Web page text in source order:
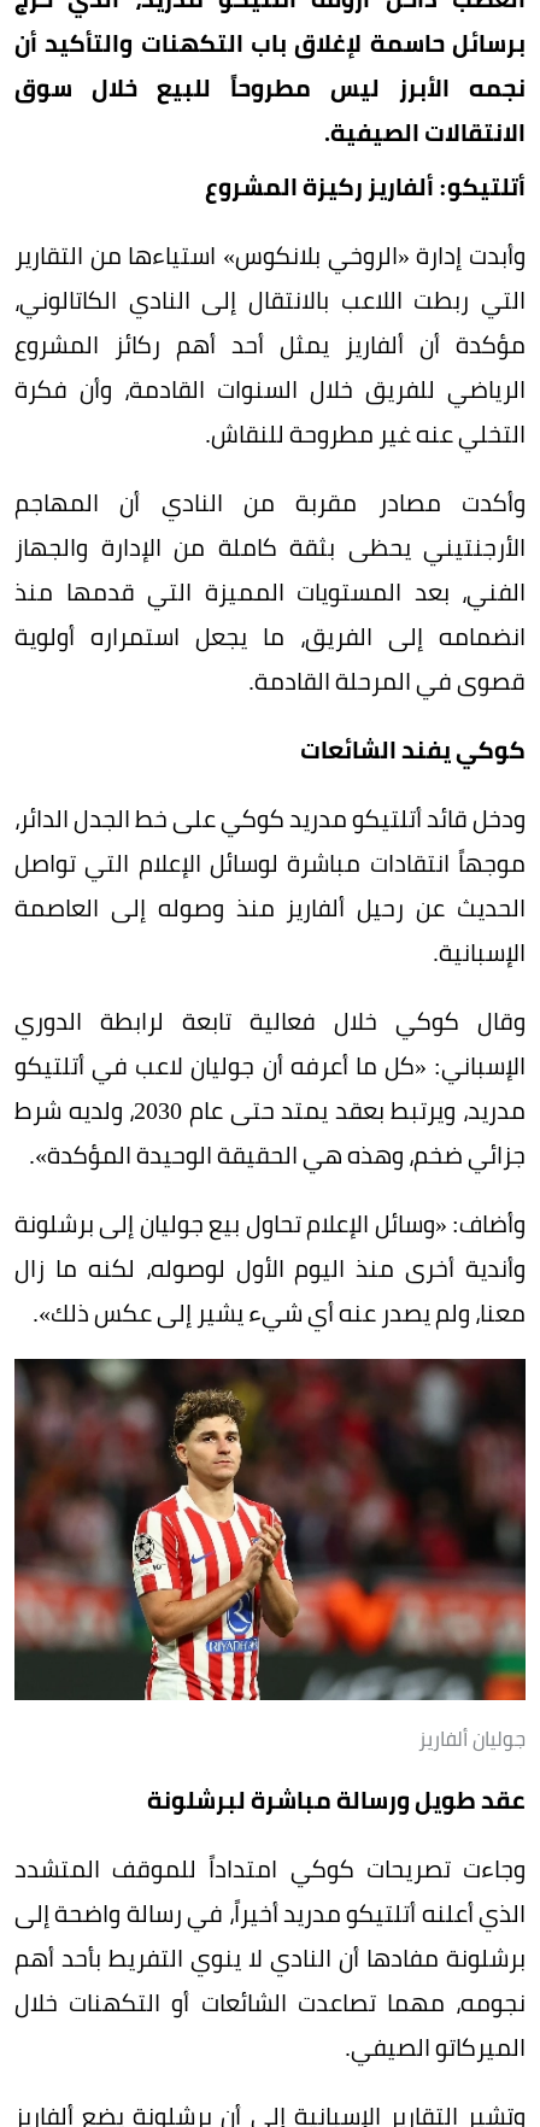
برسائل حاسمة لإغلاق باب التكهنات والتأكيد أن
نجمه الأبرز ليس مطروحاً للبيع خلال سوق
الانتقالات الصيفية.
أتلتيكو: ألفاريز ركيزة المشروع
وأبدت إدارة «الروخي بلانكوس» استياءها من التقارير
التي ربطت اللاعب بالانتقال إلى النادي الكاتالوني،
مؤكدة أن ألفاريز يمثل أحد أهم ركائز المشروع
الرياضي للفريق خلال السنوات القادمة، وأن فكرة
التخلي عنه غير مطروحة للنقاش.
وأكدت مصادر مقربة من النادي أن المهاجم
الأرجنتيني يحظى بثقة كاملة من الإدارة والجهاز
الفني، بعد المستويات المميزة التي قدمها منذ
انضمامه إلى الفريق، ما يجعل استمراره أولوية
قصوى في المرحلة القادمة.
كوكي يفند الشائعات
ودخل قائد أتلتيكو مدريد كوكي على خط الجدل الدائر،
موجهاً انتقادات مباشرة لوسائل الإعلام التي تواصل
الحديث عن رحيل ألفاريز منذ وصوله إلى العاصمة
الإسبانية.
وقال كوكي خلال فعالية تابعة لرابطة الدوري
الإسباني: «كل ما أعرفه أن جوليان لاعب في أتلتيكو
مدريد، ويرتبط بعقد يمتد حتى عام 2030، ولديه شرط
جزائي ضخم، وهذه هي الحقيقة الوحيدة المؤكدة».
وأضاف: «وسائل الإعلام تحاول بيع جوليان إلى برشلونة
وأندية أخرى منذ اليوم الأول لوصوله، لكنه ما زال
معنا، ولم يصدر عنه أي شيء يشير إلى عكس ذلك».
جوليان ألفاريز
عقد طويل ورسالة مباشرة لبرشلونة
وجاءت تصريحات كوكي امتداداً للموقف المتشدد
الذي أعلنه أتلتيكو مدريد أخيراً، في رسالة واضحة إلى
برشلونة مفادها أن النادي لا ينوي التفريط بأحد أهم
نجومه، مهما تصاعدت الشائعات أو التكهنات خلال
الميركاتو الصيفي.
وتشير التقارير الإسبانية إلى أن برشلونة يضع ألفاريز